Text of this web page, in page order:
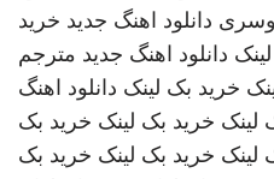
دانلود اهنگ جدید خرید
دانلود اهنگ جدید مترجم
خرید بک لینک دانلود اهنگ
لینک خرید بک لینک خرید بک
لینک خرید بک لینک خرید بک